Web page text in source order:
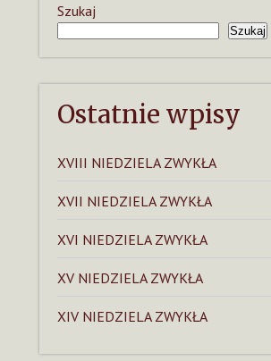
Szukaj
Szukaj
Ostatnie wpisy
XVIII NIEDZIELA ZWYKŁA
XVII NIEDZIELA ZWYKŁA
XVI NIEDZIELA ZWYKŁA
XV NIEDZIELA ZWYKŁA
XIV NIEDZIELA ZWYKŁA